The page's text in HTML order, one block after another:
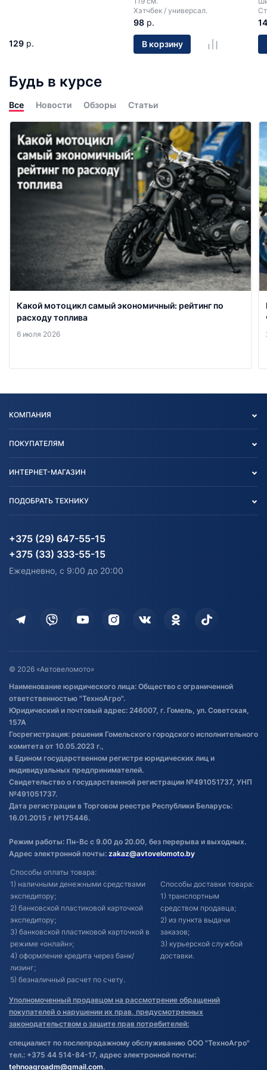
129 р.
Хэтчбек / универсал.
98 р.
В корзину
14
Будь в курсе
Все Новости Обзоры Статьи
Какой мотоцикл самый экономичный: рейтинг по
расходу топлива
6 июля 2026
КОМПАНИЯ
Блог
Карта сайта
ПОКУПАТЕЛЯМ
Согласие на обработку
Информация до получения
согласия на обработку
Доставка
Дополнительные услуги
Оставить отзыв
Договор публичной оферты
Обработка файлов cookie
Постановка транспорта на учет
Обновления в ЭПТС 2024
ИНТЕРНЕТ-МАГАЗИН
Агротехника
Водный транспорт
Электротранспорт
Здоровье
ПОДОБРАТЬ ТЕХНИКУ
Агротехника
Электротранспорт
+375 (29) 647-55-15
+375 (33) 333-55-15
Ежедневно, с 9:00 до 20:00
© 2026 «Автовеломото»
Наименование юридического лица: Общество с ограниченной
ответственностью "ТехноАгро".
Юридический и почтовый адрес: 246007, г. Гомель, ул. Советская,
157А
Госрегистрация: решения Гомельского городского исполнительного
комитета от 10.05.2023 г.,
в Едином государственном регистре юридических лиц и
индивидуальных предпринимателей.
Свидетельство о государственной регистрации №491051737, УНП
№491051737.
Дата регистрации в Торговом реестре Республики Беларусь:
16.01.2015 г №175446.
Режим работы: Пн-Вс с 9.00 до 20.00, без перерыва и выходных.
Адрес электронной почты: zakaz@avtovelomoto.by
Способы оплаты товара:
1) наличными денежными средствами
экспедитору;
2) банковской пластиковой карточкой
экспедитору;
3) банковской пластиковой карточкой в
режиме «онлайн»;
4) оформление кредита через банк/
лизинг;
5) безналичный расчет по счету.
Способы доставки товара:
1) транспортным
средством продавца;
2) из пункта выдачи
заказов;
3) курьерской службой
доставки.
Уполномоченный продавцом на рассмотрение обращений
покупателей о нарушении их прав, предусмотренных
законодательством о защите прав потребителей:
специалист по послепродажному обслуживанию ООО "ТехноАгро"
тел.: +375 44 514-84-17, адрес электронной почты:
tehnoagroadm@gmail.com.